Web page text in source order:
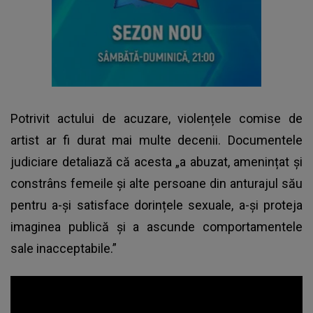
Potrivit actului de acuzare, violențele comise de
artist ar fi durat mai multe decenii. Documentele
judiciare detaliază că acesta „a abuzat, amenințat și
constrâns femeile și alte persoane din anturajul său
pentru a-și satisface dorințele sexuale, a-și proteja
imaginea publică și a ascunde comportamentele
sale inacceptabile.”